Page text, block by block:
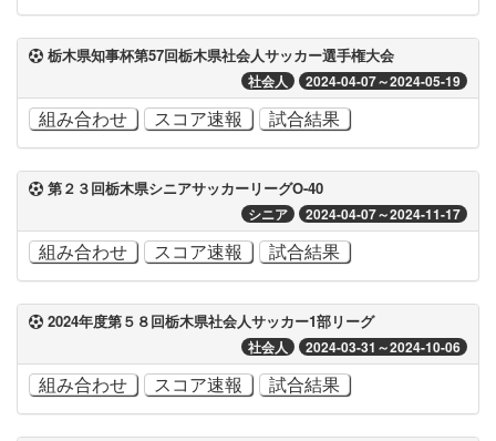
栃木県知事杯第57回栃木県社会人サッカー選手権大会
社会人 2024-04-07～2024-05-19
組み合わせ スコア速報 試合結果
第２３回栃木県シニアサッカーリーグO-40
シニア 2024-04-07～2024-11-17
組み合わせ スコア速報 試合結果
2024年度第５８回栃木県社会人サッカー1部リーグ
社会人 2024-03-31～2024-10-06
組み合わせ スコア速報 試合結果